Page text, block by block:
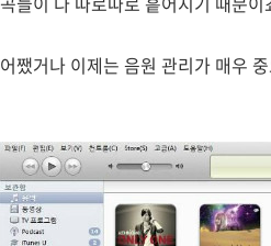
어쨌거나 이제는 음원 관리가 매우